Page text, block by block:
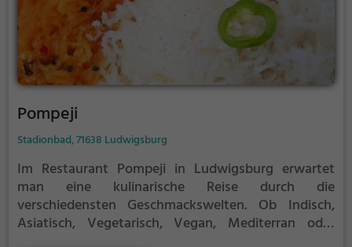
Pompeji
Stadionbad, 71638 Ludwigsburg
Im Restaurant Pompeji in Ludwigsburg erwartet
man eine kulinarische Reise durch die
verschiedensten Geschmackswelten. Ob Indisch,
Asiatisch, Vegetarisch, Vegan, Mediterran oder